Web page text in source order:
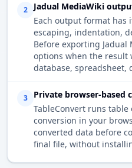
2
Jadual MediaWiki
Each output format has
escaping, indentation,
Before exporting Jadual
options when the result
database, spreadsheet,
3
Private browser-based
TableConvert runs
conversion in your
converted data before
final file, without